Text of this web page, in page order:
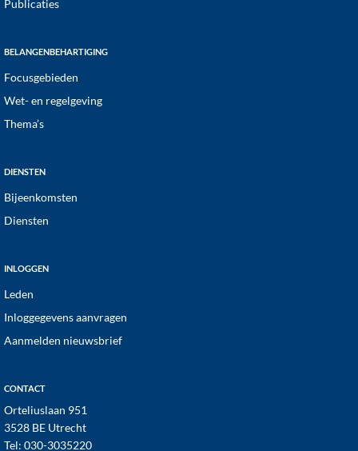
Publicaties
BELANGENBEHARTIGING
Focusgebieden
Wet- en regelgeving
Thema’s
DIENSTEN
Bijeenkomsten
Diensten
INLOGGEN
Leden
Inloggegevens aanvragen
Aanmelden nieuwsbrief
CONTACT
Orteliuslaan 951
3528 BE Utrecht
Tel: 030-3035220